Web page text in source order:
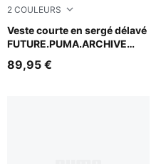
2 COULEURS
Veste courte en sergé délavé
FUTURE.PUMA.ARCHIVE
Cool Blue
89,95 €